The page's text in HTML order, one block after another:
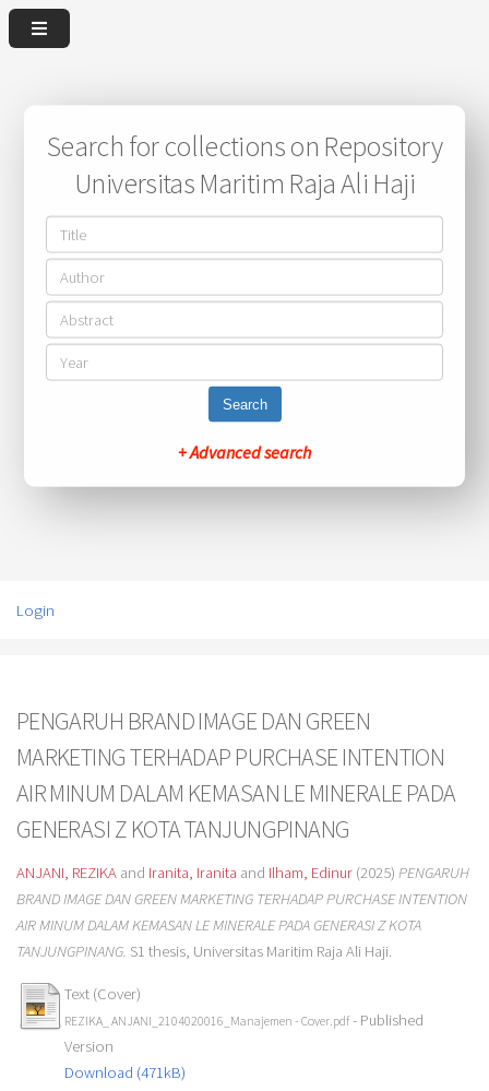
Search for collections on Repository
Universitas Maritim Raja Ali Haji
Search
+ Advanced search
Login
PENGARUH BRAND IMAGE DAN GREEN
MARKETING TERHADAP PURCHASE INTENTION
AIR MINUM DALAM KEMASAN LE MINERALE PADA
GENERASI Z KOTA TANJUNGPINANG
ANJANI, REZIKAand Iranita, Iranita and Ilham, Edinur(2025) PENGARUH
BRAND IMAGE DAN GREEN MARKETING TERHADAP PURCHASE INTENTION
AIR MINUM DALAM KEMASAN LE MINERALE PADA GENERASI Z KOTA
TANJUNGPINANG. S1 thesis, Universitas Maritim Raja Ali Haji.
Text (Cover)
REZIKA_ ANJANI_2104020016_Manajemen - Cover.pdf- Published
Version
Download (471kB)